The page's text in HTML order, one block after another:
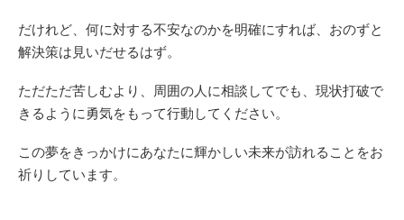
だけれど、何に対する不安なのかを明確にすれば、おのずと
解決策は見いだせるはず。
ただただ苦しむより、周囲の人に相談してでも、現状打破で
きるように勇気をもって行動してください。
この夢をきっかけにあなたに輝かしい未来が訪れることをお
祈りしています。